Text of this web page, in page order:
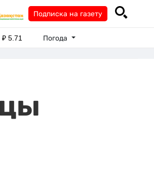
Подписка на газету
₽5.71 Погода